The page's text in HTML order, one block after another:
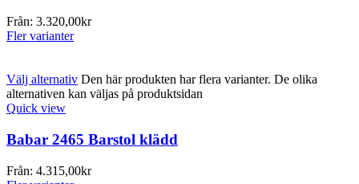
Från: 3.320,00kr
Fler varianter
Välj alternativ Den här produkten har flera varianter. De olika
alternativen kan väljas på produktsidan
Quick view
Babar 2465 Barstol klädd
Från: 4.315,00kr